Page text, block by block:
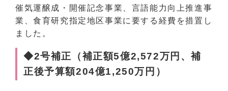
催気運醸成・開催記念事業、言語能力向上推進事
業、食育研究指定地区事業に要する経費を措置し
ました。
◆2号補正（補正額5億2,572万円、補
正後予算額204億1,250万円）